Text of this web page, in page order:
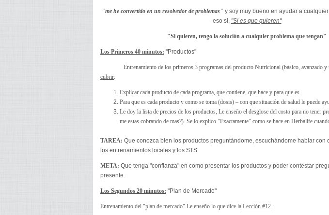
"me he convertido en un resolvedor de problemas" y soy muy bueno en ayudar a
eso si, "Si es que quieren"
"Si quieren, tengo la solución a cualquier problema que tengan"
Los Primeros 40 minutos: "Productos"
Entrenamiento de los primeros 3 programas del producto Nutricional (básico, avanzado y
cubrir:
Explicar cada producto de cada programa, que contiene, que hace y para que es.
Para que es cada producto y como se toma (dosis) – con que situación de salud le puede
Le doy la lista de precios de los productos, Le enseño el desglose del costo para no tener
me estas cobrando de mas?). Se lo explico "Exactamente" como se hace en Herbalife
TAREA: Que conozca bien los productos preguntándome, escuchándome hablar con
los entrenamientos locales y los STS
META: Que tenga "confianza" en como presentar los productos y poder contestar
presente.
Los Segundos 20 minutos: "Plan de Mercado"
Entrenamiento del "plan de mercado" Le enseño lo que dice la Lección #12.